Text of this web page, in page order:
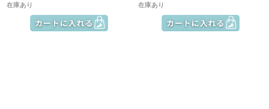
在庫あり 在庫あり